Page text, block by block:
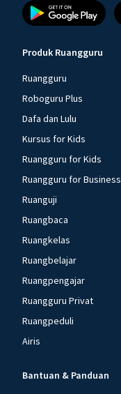
Produk Ruangguru
Ruangguru
Roboguru Plus
Dafa dan Lulu
Kursus for Kids
Ruangguru for Kids
Ruangguru for Business
Ruanguji
Ruangbaca
Ruangkelas
Ruangbelajar
Ruangpengajar
Ruangguru Privat
Ruangpeduli
Airis
Bantuan & Panduan